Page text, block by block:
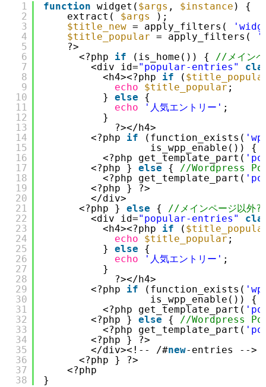
1
2
3
4
5
6
7
8
9
10
11
12
13
14
15
16
17
18
19
20
21
22
23
24
25
26
27
28
29
30
31
32
33
34
35
36
37
38
function widget( $args , $instance ) {
extract( $args
);
$title_new = apply_filters(
$title_popular = apply_filters(
?>
<?php if (is_home()) { //メインペ
<div id="popular-entries"
<h4><?php if (
echo
$title_popular ;
} else
{
echo
'人気エントリー' ;
}
?></h4>
<?php if (function_exists(
is_wpp_enable()) {
<?php get_template_part(
<?php } else { //Wordpress
<?php get_template_part(
<?php } ?>
</div>
<?php } else { //メインページ以外
<div id="popular-entries"
<h4><?php if (
echo
$title_popular ;
} else
{
echo
'人気エントリー' ;
}
?></h4>
<?php if (function_exists(
is_wpp_enable()) {
<?php get_template_part(
<?php } else { //Wordpress
<?php get_template_part(
<?php } ?>
</div><!-- /#new-entries -->
<?php } ?>
<?php
}